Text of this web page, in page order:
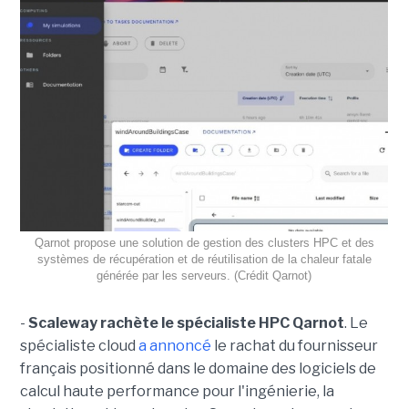
Qarnot propose une solution de gestion des clusters HPC et des
systèmes de récupération et de réutilisation de la chaleur fatale
générée par les serveurs. (Crédit Qarnot)
- Scaleway rachète le spécialiste HPC Qarnot. Le
spécialiste cloud a annoncé le rachat du fournisseur
français positionné dans le domaine des logiciels de
calcul haute performance pour l'ingénierie, la